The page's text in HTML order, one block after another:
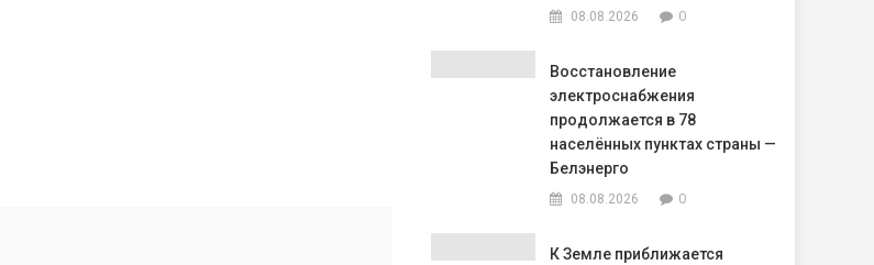
08.08.2026 0
Восстановление
электроснабжения
продолжается в 78
населённых пунктах страны —
Белэнерго
08.08.2026 0
К Земле приближается